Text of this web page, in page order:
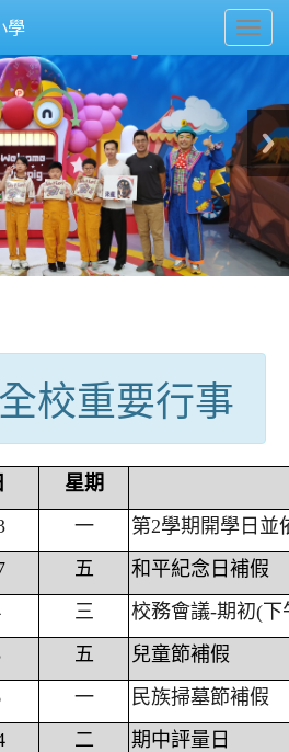
學
校重要行事
星期
一
第2學期開學日並
五
和平紀念日補假
三
校務會議-期初(下
五
兒童節補假
一
民族掃墓節補假
二
期中評量日